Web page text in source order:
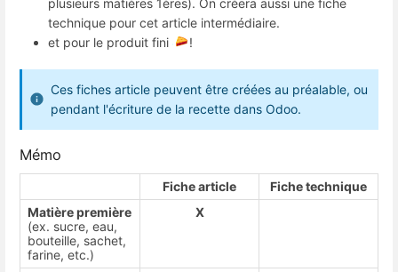
plusieurs matières 1ères). On créera aussi une fiche
technique pour cet article intermédiaire.
et pour le produit fini
!
Ces fiches article peuvent être créées au préalable, ou
pendant l'écriture de la recette dans Odoo.
Mémo
Fiche article
Fiche technique
Matière première
(ex. sucre, eau,
bouteille, sachet,
farine, etc.)
X